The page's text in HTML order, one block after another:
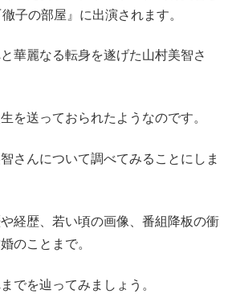
子の部屋』に出演されます。
華麗なる転身を遂げた山村美智さ
を送っておられたようなのです。
さんについて調べてみることにしま
経歴、若い頃の画像、番組降板の衝
のことまで。
でを辿ってみましょう。